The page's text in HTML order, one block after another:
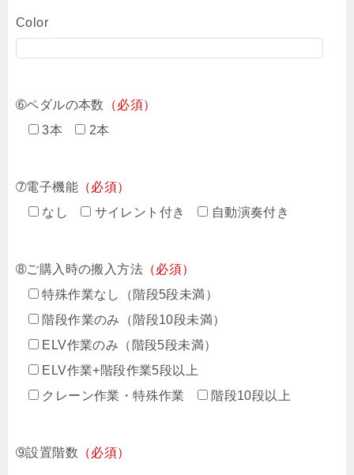
Color
➅ペダルの本数
（必須）
3本
2本
➆電子機能 （必須）
なし
サイレント付き 自動演奏付き
➇ご購入時の搬入方法 （必須）
特殊作業なし（階段5段未満）
階段作業のみ（階段10段未満）
ELV作業のみ（階段5段未満）
ELV作業+階段作業5段以上
クレーン作業・特殊作業
階段10段以上
➈設置階数 （必須）